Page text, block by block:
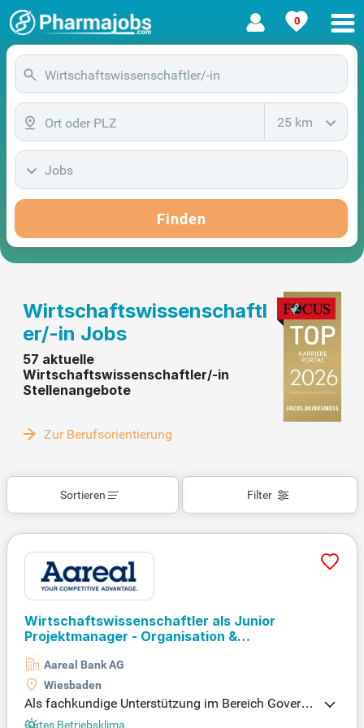
0
25 km
Jobs
Finden
Wirtschaftswissenschaftl
er/-in Jobs
57 aktuelle
Wirtschaftswissenschaftler/-in
Stellenangebote
Zur Berufsorientierung
Filter
Sortieren
Wirtschaftswissenschaftler als Junior
Projektmanager - Organisation &
Aareal Bank AG
Wiesbaden
Als fachkundige Unterstützung im Bereich Governa
nce, Compliance und Audit bringst du wertvolle Erf
Gutes Betriebsklima